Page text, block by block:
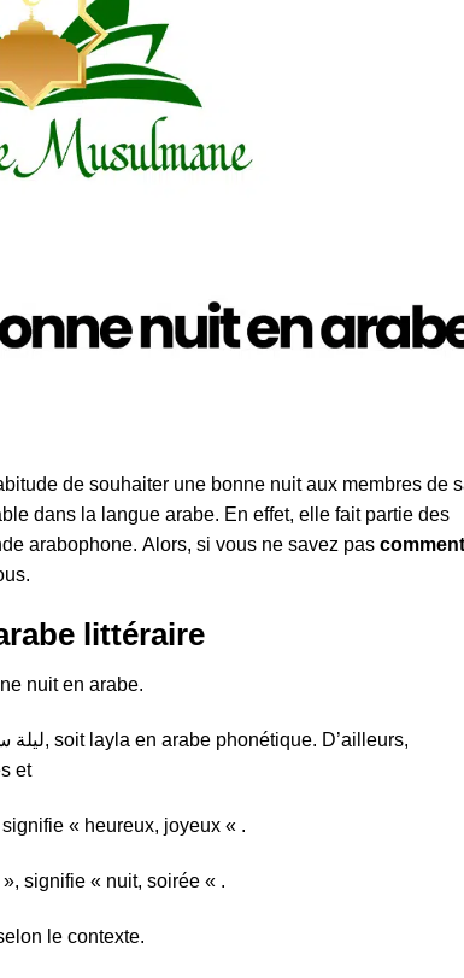
de souhaiter une bonne nuit aux membres de
dans la langue arabe. En effet, elle fait partie des
arabophone. Alors, si vous ne savez pas comment
littéraire
nuit en arabe.
et
« heureux, joyeux « .
signifie « nuit, soirée « .
le contexte.